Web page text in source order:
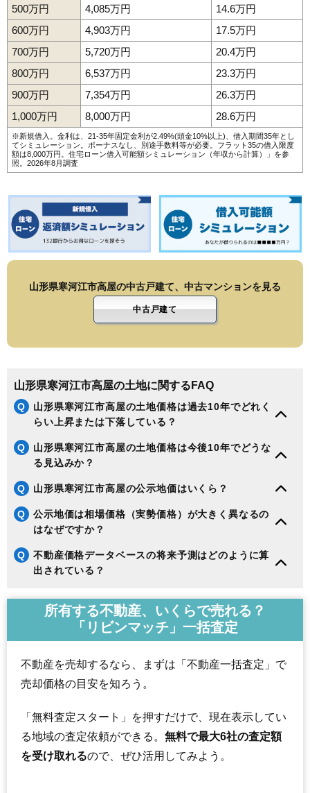
500万円
4,085万円
14.6万円
600万円
4,903万円
17.5万円
700万円
5,720万円
20.4万円
800万円
6,537万円
23.3万円
900万円
7,354万円
26.3万円
1,000万円
8,000万円 28.6万円
※新規借入。金利は、21-35年固定金利が2.49%(頭金10%以上)、借入期間35年とし
てシミュレーション。ボーナスなし、別途手数料等が必要。フラット35の借入限度
額は8,000万円。 住宅ローン借入可能額シミュレーション（年収から計算）
」を参
照。2026年8月調査
山形県寒河江市高屋の中古戸建て、中古マンションを見る
中古戸建て
山形県寒河江市高屋の土地に関するFAQ
Q
山形県寒河江市高屋の土地価格は過去10年でどれく
らい上昇または下落している？
Q
山形県寒河江市高屋の土地価格は今後10年でどうな
る見込みか？
Q 山形県寒河江市高屋の公示地価はいくら？
Q
公示地価は相場価格（実勢価格）が大きく異なるの
はなぜですか？
Q
不動産価格データベースの将来予測はどのように算
出されている？
所有する不動産、いくらで売れる？
「リビンマッチ」一括査定
不動産を売却するなら、まずは「不動産一括査定」で
売却価格の目安を知ろう。
「無料査定スタート」を押すだけで、現在表示してい
る地域の査定依頼ができる。 無料で最大6社の査定額
を受け取れるので、ぜひ活用してみよう。